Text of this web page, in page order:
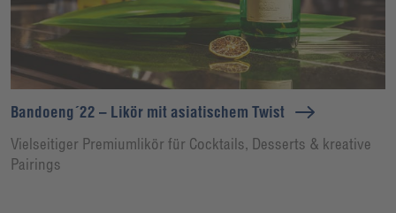
Bandoeng´22 – Likör mit asiatischem Twist
Vielseitiger Premiumlikör für Cocktails, Desserts & kreative
Pairings